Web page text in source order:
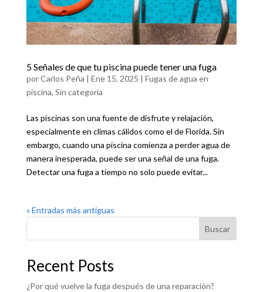
5 Señales de que tu piscina puede tener una fuga
porCarlos Peña | Ene 15, 2025 | Fugas de agua en
piscina, Sin categoría
Las piscinas son una fuente de disfrute y relajación,
especialmente en climas cálidos como el de Florida. Sin
embargo, cuando una piscina comienza a perder agua de
manera inesperada, puede ser una señal de una fuga.
Detectar una fuga a tiempo no solo puede evitar...
« Entradas más antiguas
Buscar
Recent Posts
¿Por qué vuelve la fuga después de una reparación?